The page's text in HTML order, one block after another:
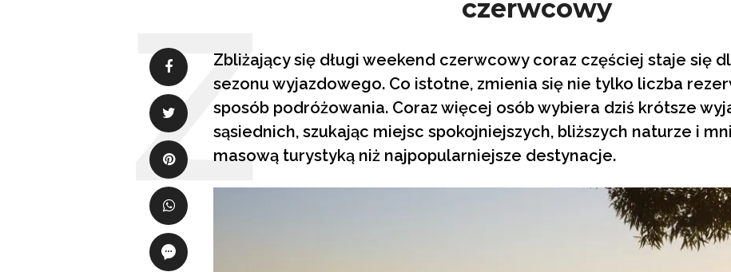
czerwcowy
Zbliżający się długi weekend czerwcowy coraz częściej staje się
sezonu wyjazdowego. Co istotne, zmienia się nie tylko liczba
sposób podróżowania. Coraz więcej osób wybiera dziś krótsze
sąsiednich, szukając miejsc spokojniejszych, bliższych naturze i
masową turystyką niż najpopularniejsze destynacje.